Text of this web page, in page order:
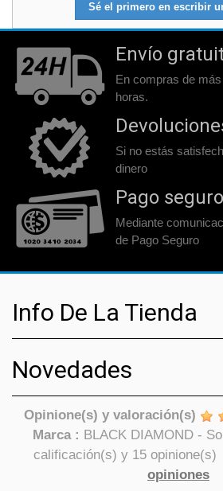
Sé el primero en escribir
Envío
En compras de
horas.
Si no estás
dinero
Pago seguro
Mediante
de Pago Seguro
Info De La Tienda
Novedades
Opinione(s) y valoración(s)
Marca : BLACK DIAMOND-
calificación(s) y 15 opinione(s)
opiniones